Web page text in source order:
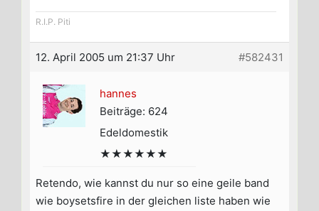
R.I.P. Piti
12. April 2005 um 21:37 Uhr #582431
hannes
Beiträge: 624
Edeldomestik
★★★★★★
Retendo, wie kannst du nur so eine geile band
wie boysetsfire in der gleichen liste haben wie